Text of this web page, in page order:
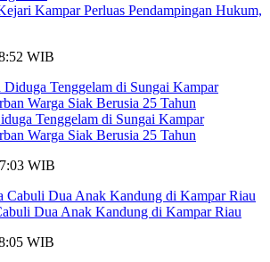
Kampar Perluas Pendampingan Hukum,
WIB
Tenggelam di Sungai Kampar
Warga Siak Berusia 25 Tahun
WIB
Dua Anak Kandung di Kampar Riau
WIB